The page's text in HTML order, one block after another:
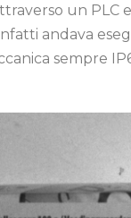
un PLC
andava
sempre